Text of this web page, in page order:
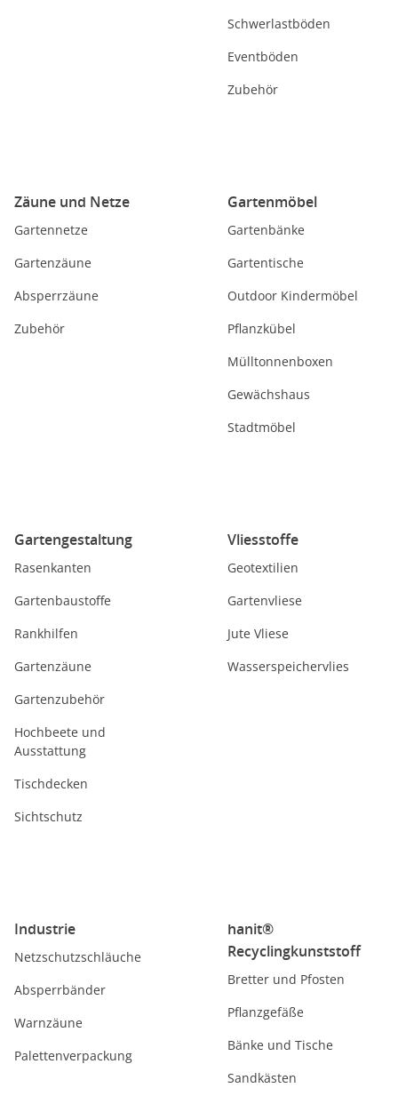
Schwerlastböden
Eventböden
Zubehör
Zäune und Netze
Gartennetze
Gartenzäune
Absperrzäune
Zubehör
Gartenmöbel
Gartenbänke
Gartentische
Outdoor Kindermöbel
Pflanzkübel
Mülltonnenboxen
Gewächshaus
Stadtmöbel
Gartengestaltung
Rasenkanten
Gartenbaustoffe
Rankhilfen
Gartenzäune
Gartenzubehör
Hochbeete und
Ausstattung
Tischdecken
Sichtschutz
Vliesstoffe
Geotextilien
Gartenvliese
Jute Vliese
Wasserspeichervlies
Industrie
Netzschutzschläuche
Absperrbänder
Warnzäune
Palettenverpackung
hanit®
Recyclingkunststoff
Bretter und Pfosten
Pflanzgefäße
Bänke und Tische
Sandkästen